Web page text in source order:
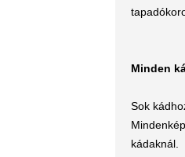
Minden
Sok
kádaknál.